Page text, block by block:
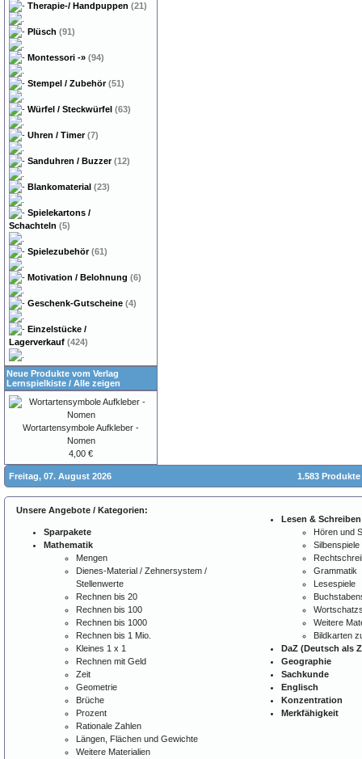
Therapie-/ Handpuppen (21)
Plüsch (91)
Montessori -» (94)
Stempel / Zubehör(51)
Würfel / Steckwürfel (63)
Uhren / Timer(7)
Sanduhren / Buzzer(12)
Blankomaterial (23)
Spielekartons /
Schachteln (5)
Spielezubehör(61)
Motivation / Belohnung (6)
Geschenk-Gutscheine (4)
Einzelstücke /
Lagerverkauf (424)
Neue Produkte vom Verlag
Lernspielkiste / Alle zeigen
Wortartensymbole Aufkleber -
Nomen
4,00 €
Freitag, 07. August 2026 1.583
Unsere Angebote / Kategorien:
Sparpakete
Mathematik
Mengen
Dienes-Material / Zehnersystem /
Stellenwerte
Rechnen bis 20
Rechnen bis 100
Rechnen bis 1000
Rechnen bis 1 Mio.
Kleines 1 x 1
Rechnen mit Geld
Zeit
Geometrie
Brüche
Prozent
Rationale Zahlen
Längen, Flächen und Gewichte
Weitere Materialien
Lesen & Schreiben
Hören und
Silbenspiele
Grammatik
Lesespiele
Weitere
Bildkarten
DaZ (Deutsch als
Geographie
Sachkunde
Englisch
Konzentration
Merkfähigkeit